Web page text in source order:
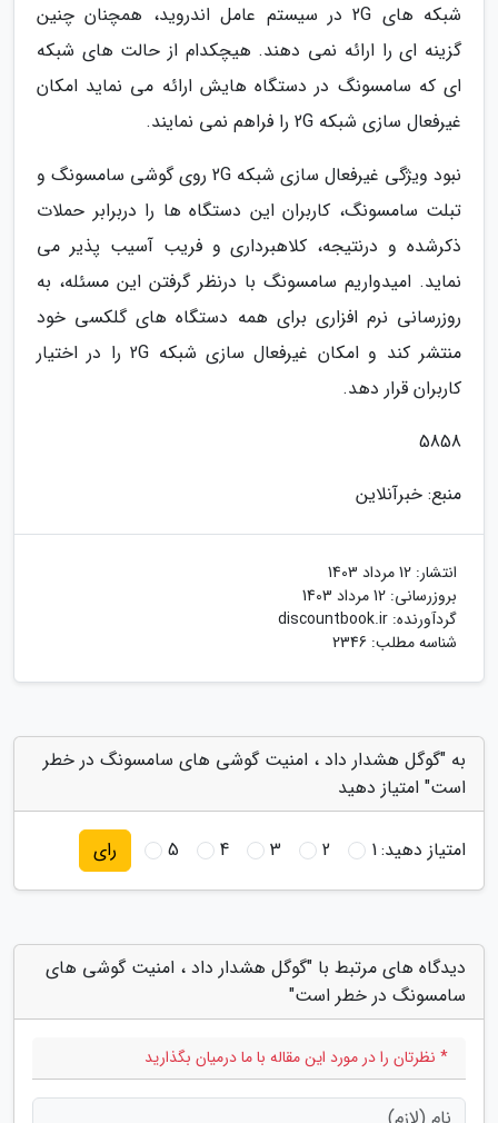
شبکه های 2G در سیستم عامل اندروید، همچنان چنین
گزینه ای را ارائه نمی دهند. هیچکدام از حالت های شبکه
ای که سامسونگ در دستگاه هایش ارائه می نماید امکان
غیرفعال سازی شبکه 2G را فراهم نمی نمایند.
نبود ویژگی غیرفعال سازی شبکه 2G روی گوشی سامسونگ و
تبلت سامسونگ، کاربران این دستگاه ها را دربرابر حملات
ذکرشده و درنتیجه، کلاهبرداری و فریب آسیب پذیر می
نماید. امیدواریم سامسونگ با درنظر گرفتن این مسئله، به
روزرسانی نرم افزاری برای همه دستگاه های گلکسی خود
منتشر کند و امکان غیرفعال سازی شبکه 2G را در اختیار
کاربران قرار دهد.
5858
منبع: خبرآنلاین
انتشار: 12 مرداد 1403
بروزرسانی: 12 مرداد 1403
گردآورنده: discountbook.ir
شناسه مطلب: 2346
به "گوگل هشدار داد ، امنیت گوشی های سامسونگ در خطر
است" امتیاز دهید
امتیاز دهید:1
2
3
4
5 رای
دیدگاه های مرتبط با "گوگل هشدار داد ، امنیت گوشی های
سامسونگ در خطر است"
* نظرتان را در مورد این مقاله با ما درمیان بگذارید